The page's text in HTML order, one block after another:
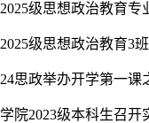
2025级思想政治教育专
2025级思想政治教育3
24思政举办开学第一课
学院2023级本科生召开